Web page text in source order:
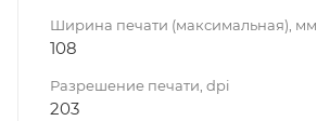
Ширина печати (максимальная), мм
108
Разрешение печати, dpi
203